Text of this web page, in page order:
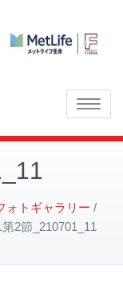
Toggle
ォトギャラリー
第2節_210701_11